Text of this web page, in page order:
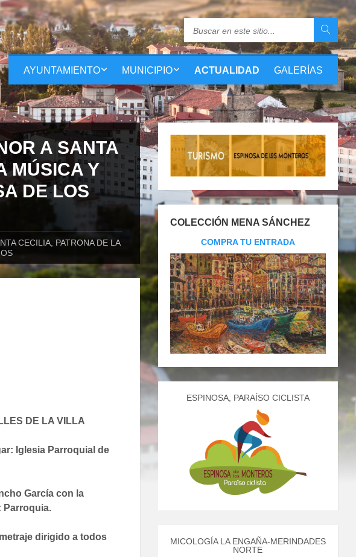
AYUNTAMIENTO MUNICIPIO ACTUALIDAD GALERÍAS
A SANTA
MÚSICA Y
DE LOS
CECILIA, PATRONA DE LA
DE LA VILLA
Iglesia Parroquial de
García con la
Parroquia.
dirigido a todos
COLECCIÓN MENA SÁNCHEZ
COMPRA TU ENTRADA
ESPINOSA, PARAÍSO CICLISTA
MICOLOGÍA LA ENGAÑA-MERINDADES
NORTE